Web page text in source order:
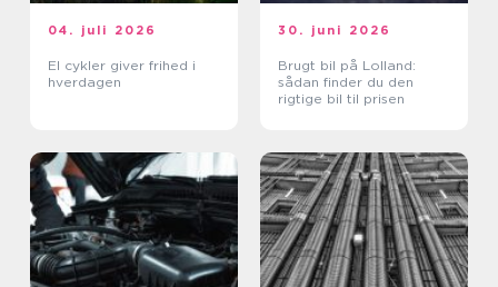
04. juli 2026
El cykler giver frihed i
hverdagen
30. juni 2026
Brugt bil på Lolland:
sådan finder du den
rigtige bil til prisen